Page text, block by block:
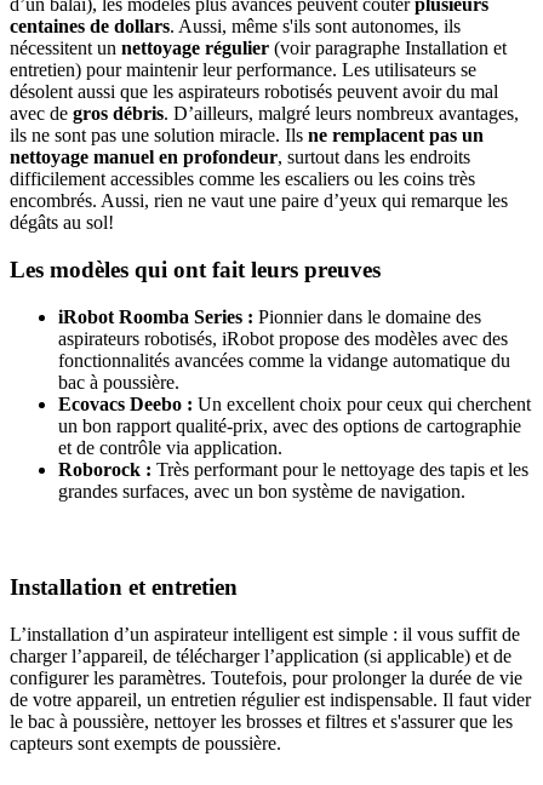
d’un balai), les modèles plus avancés peuvent coûterplusieurs
centaines de dollars. Aussi, même s'ils sont autonomes, ils
nécessitent un nettoyage régulier (voir paragraphe Installation et
entretien) pour maintenir leur performance. Les utilisateurs se
désolent aussi que les aspirateurs robotisés peuvent avoir du mal
avec de gros débris. D’ailleurs, malgré leurs nombreux avantages,
ils ne sont pas une solution miracle. Ils ne remplacent pas un
nettoyage manuel en profondeur, surtout dans les endroits
difficilement accessibles comme les escaliers ou les coins très
encombrés. Aussi, rien ne vaut une paire d’yeux qui remarque les
dégâts au sol!
Les modèles qui ont fait leurs preuves
iRobot Roomba Series : Pionnier dans le domaine des
aspirateurs robotisés, iRobot propose des modèles avec des
fonctionnalités avancées comme la vidange automatique du
bac à poussière.
Ecovacs Deebo : Un excellent choix pour ceux qui cherchent
un bon rapport qualité-prix, avec des options de cartographie
et de contrôle via application.
Roborock : Très performant pour le nettoyage des tapis et les
grandes surfaces, avec un bon système de navigation.
Installation et entretien
L’installation d’un aspirateur intelligent est simple : il vous suffit de
charger l’appareil, de télécharger l’application (si applicable) et de
configurer les paramètres. Toutefois, pour prolonger la durée de vie
de votre appareil, un entretien régulier est indispensable. Il faut vider
le bac à poussière, nettoyer les brosses et filtres et s'assurer que les
capteurs sont exempts de poussière.